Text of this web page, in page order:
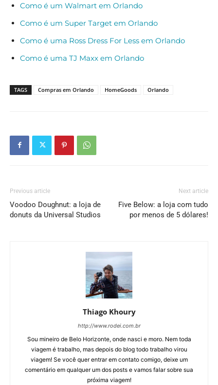
Como é um Walmart em Orlando
Como é um Super Target em Orlando
Como é uma Ross Dress For Less em Orlando
Como é uma TJ Maxx em Orlando
TAGS Compras em Orlando HomeGoods Orlando
Previous article
Voodoo Doughnut: a loja de
donuts da Universal Studios
Next article
Five Below: a loja com tudo
por menos de 5 dólares!
Thiago Khoury
http://www.rodei.com.br
Sou mineiro de Belo Horizonte, onde nasci e moro. Nem toda
viagem é trabalho, mas depois do blog todo trabalho virou
viagem! Se você quer entrar em contato comigo, deixe um
comentário em qualquer um dos posts e vamos falar sobre sua
próxima viagem!